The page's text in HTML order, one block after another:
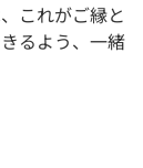
これがご縁と
るよう、一緒